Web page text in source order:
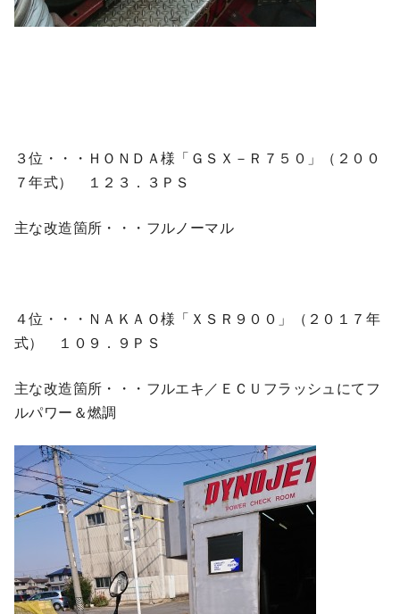
３位・・・ＨＯＮＤＡ様「ＧＳＸ－Ｒ７５０」（２００
７年式） １２３．３ＰＳ
主な改造箇所・・・フルノーマル
４位・・・ＮＡＫＡＯ様「ＸＳＲ９００」（２０１７年
式） １０９．９ＰＳ
主な改造箇所・・・フルエキ／ＥＣＵフラッシュにてフ
ルパワー＆燃調